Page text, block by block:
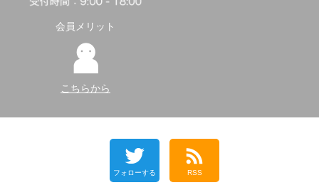
会員メリット
こちらから
フォローする RSS